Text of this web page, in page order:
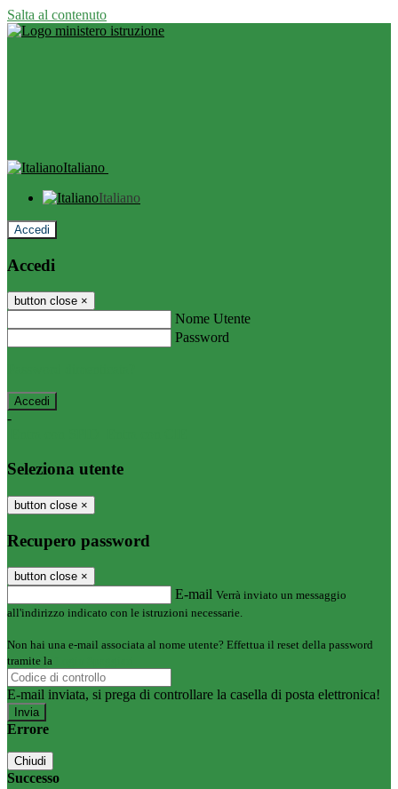
Salta al contenuto
Italiano
Italiano
Accedi
Accedi
button close ×
Nome Utente
Password
-
Seleziona utente
button close ×
Recupero password
button close ×
E-mail Verrà inviato un messaggio
all'indirizzo indicato con le istruzioni necessarie.
Non hai una e-mail associata al nome utente? Effettua il reset della password
tramite la
E-mail inviata, si prega di controllare la casella di posta elettronica!
Errore
Chiudi
Successo